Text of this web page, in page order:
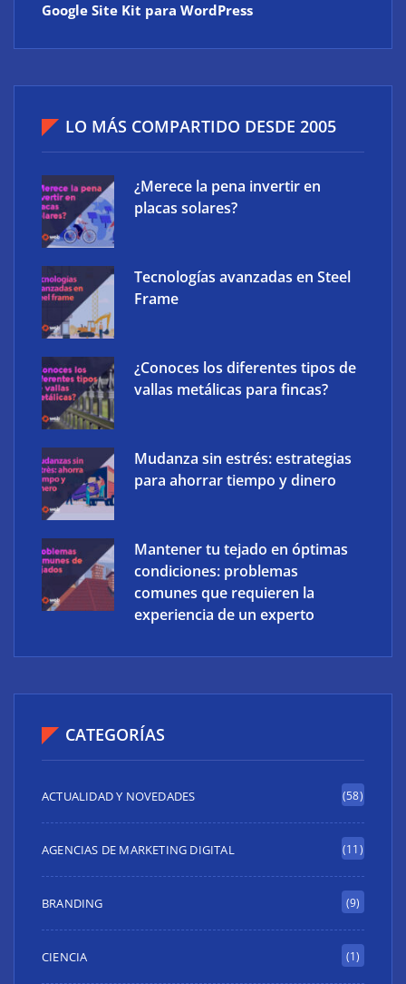
Google Site Kit para WordPress
LO MÁS COMPARTIDO DESDE 2005
¿Merece la pena invertir en
placas solares?
Tecnologías avanzadas en Steel
Frame
¿Conoces los diferentes tipos de
vallas metálicas para fincas?
Mudanza sin estrés: estrategias
para ahorrar tiempo y dinero
Mantener tu tejado en óptimas
condiciones: problemas
comunes que requieren la
experiencia de un experto
CATEGORÍAS
ACTUALIDAD Y NOVEDADES (58)
AGENCIAS DE MARKETING DIGITAL (11)
BRANDING (9)
CIENCIA (1)